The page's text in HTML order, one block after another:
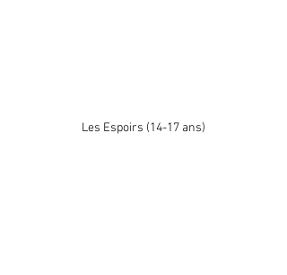
Les Espoirs (14-17 ans)